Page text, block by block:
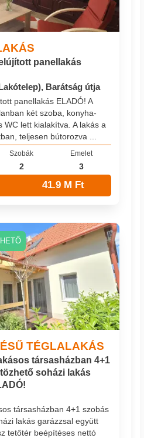
panellakás
Barátság útja
panellakás ELADÓ! A
két szoba, konyha-
lett kialakítva. A lakás a
teljesen bútorozva ...
Szobák
2
Emelet
3
41.9 M Ft
TÉGLALAKÁS
társasházban 4+1
soházi lakás
társasházban 4+1 szobás
lakás garázzsal együtt
tetőtér beépítéses nettó